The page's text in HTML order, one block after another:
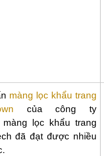
màng lọc khẩu trang
của công ty
màng lọc khẩu trang
đã đạt được nhiều